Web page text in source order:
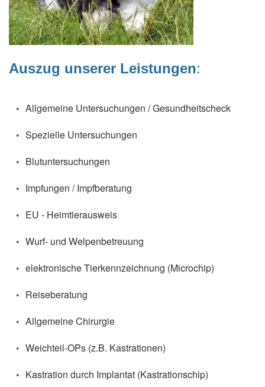
Auszug unserer Leistungen:
Allgemeine Untersuchungen / Gesundheitscheck
Spezielle Untersuchungen
Blutuntersuchungen
Impfungen / Impfberatung
EU - Heimtierausweis
Wurf- und Welpenbetreuung
elektronische Tierkennzeichnung (Microchip)
Reiseberatung
Allgemeine Chirurgie
Weichteil-OPs (z.B. Kastrationen)
Kastration durch Implantat (Kastrationschip)